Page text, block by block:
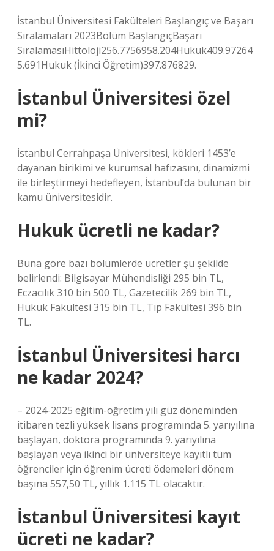
İstanbul Üniversitesi Fakülteleri Başlangıç ​​ve Başarı
Sıralamaları 2023Bölüm BaşlangıçBaşarı
SıralamasıHittoloji256.7756958.204Hukuk409.97264
5.691Hukuk (İkinci Öğretim)397.876829.
İstanbul Üniversitesi özel
mi?
İstanbul Cerrahpaşa Üniversitesi, kökleri 1453’e
dayanan birikimi ve kurumsal hafızasını, dinamizmi
ile birleştirmeyi hedefleyen, İstanbul’da bulunan bir
kamu üniversitesidir.
Hukuk ücretli ne kadar?
Buna göre bazı bölümlerde ücretler şu şekilde
belirlendi: Bilgisayar Mühendisliği 295 bin TL,
Eczacılık 310 bin 500 TL, Gazetecilik 269 bin TL,
Hukuk Fakültesi 315 bin TL, Tıp Fakültesi 396 bin
TL.
İstanbul Üniversitesi harcı
ne kadar 2024?
– 2024-2025 eğitim-öğretim yılı güz döneminden
itibaren tezli yüksek lisans programında 5. yarıyılına
başlayan, doktora programında 9. yarıyılına
başlayan veya ikinci bir üniversiteye kayıtlı tüm
öğrenciler için öğrenim ücreti ödemeleri dönem
başına 557,50 TL, yıllık 1.115 TL olacaktır.
İstanbul Üniversitesi kayıt
ücreti ne kadar?